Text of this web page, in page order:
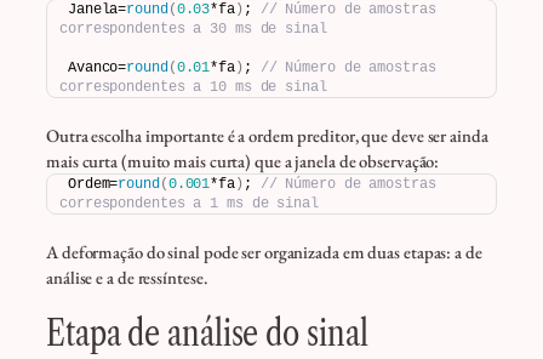
Janela=round(0.03*fa) ; // Número de amostras
correspondentes a 30 ms de sinal
Avanco=round(0.01*fa) ; // Número de amostras
correspondentes a 10 ms de sinal
Outra escolha importante é a ordem preditor, que deve ser ainda
mais curta (muito mais curta) que a janela de observação:
Ordem=round(0.001*fa) ; // Número de amostras
correspondentes a 1 ms de sinal
A deformação do sinal pode ser organizada em duas etapas: a de
análise e a de ressíntese.
Etapa de análise do sinal